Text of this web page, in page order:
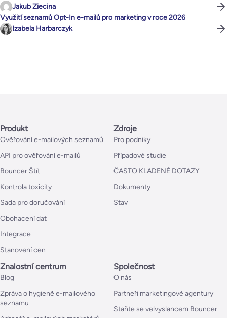
Jakub Ziecina
Využití seznamů Opt-In e-mailů pro marketing v roce 2026
Izabela Harbarczyk
Produkt
Ověřování e-mailových seznamů
API pro ověřování e-mailů
Bouncer Štít
Kontrola toxicity
Sada pro doručování
Obohacení dat
Integrace
Stanovení cen
Zdroje
Pro podniky
Případové studie
ČASTO KLADENÉ DOTAZY
Dokumenty
Stav
Znalostní centrum
Blog
Zpráva o hygieně e-mailového
seznamu
Společnost
O nás
Partneři marketingové agentury
Staňte se velvyslancem Bouncer